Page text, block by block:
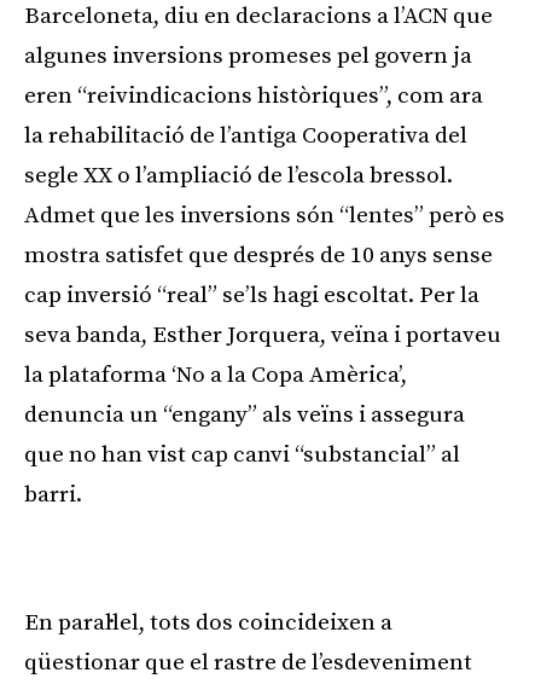
Barceloneta, diu en declaracions a l’ACN que
algunes inversions promeses pel govern ja
eren “reivindicacions històriques”, com ara
la rehabilitació de l’antiga Cooperativa del
segle XX o l’ampliació de l’escola bressol.
Admet que les inversions són “lentes” però es
mostra satisfet que després de 10 anys sense
cap inversió “real” se’ls hagi escoltat. Per la
seva banda, Esther Jorquera, veïna i portaveu
la plataforma ‘No a la Copa Amèrica’,
denuncia un “engany” als veïns i assegura
que no han vist cap canvi “substancial” al
barri.
En paral·lel, tots dos coincideixen a
qüestionar que el rastre de l’esdeveniment